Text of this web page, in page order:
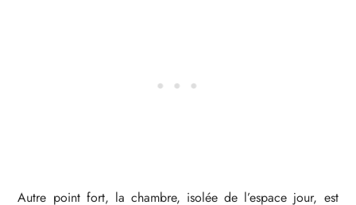
Autre point fort, la chambre, isolée de l’espace jour, est